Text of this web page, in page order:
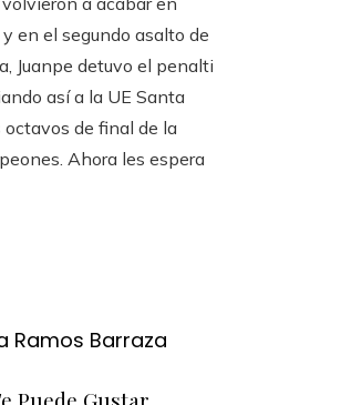
en el segundo asalto de
Juanpe detuvo el penalti
así a la UE Santa
octavos de final de la
Ahora les espera
Ramos Barraza